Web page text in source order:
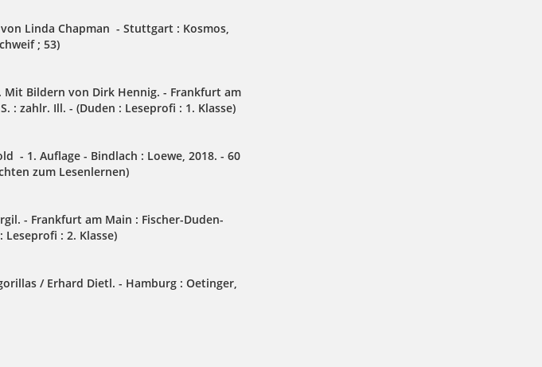
Linda Chapman - Stuttgart : Kosmos,
; 53)
Mit Bildern von Dirk Hennig. - Frankfurt am
: zahlr. Ill. - (Duden : Leseprofi : 1. Klasse)
- 1. Auflage - Bindlach : Loewe, 2018. - 60
zum Lesenlernen)
- Frankfurt am Main : Fischer-Duden-
Leseprofi : 2. Klasse)
/ Erhard Dietl. - Hamburg : Oetinger,